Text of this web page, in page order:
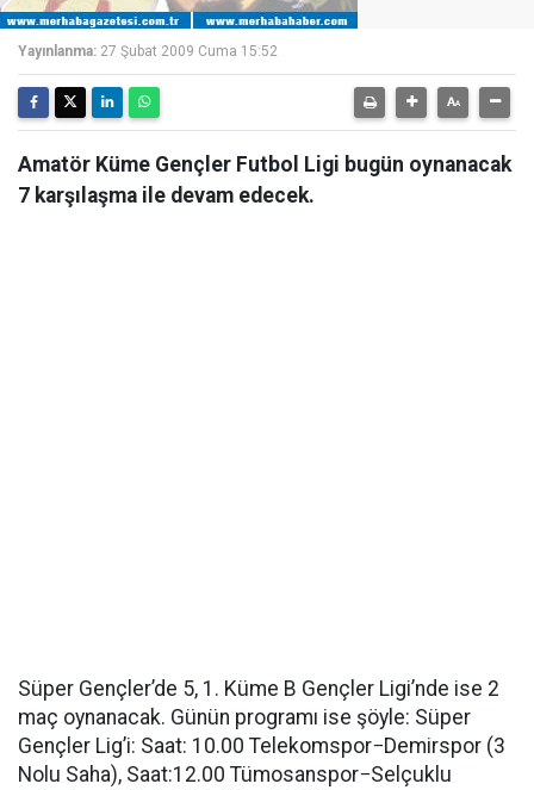
Yayınlanma: 27 Şubat 2009 Cuma 15:52
Amatör Küme Gençler Futbol Ligi bugün oynanacak
7 karşılaşma ile devam edecek.
Süper Gençler’de 5, 1. Küme B Gençler Ligi’nde ise 2
maç oynanacak. Günün programı ise şöyle: Süper
Gençler Lig’i: Saat: 10.00 Telekomspor−Demirspor (3
Nolu Saha), Saat:12.00 Tümosanspor−Selçuklu